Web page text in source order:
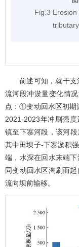
Fig.3
前述可知，就干
流河段冲淤量变化情
点：①变动回水区初期
2021-2023年冲刷强
镇至下寨河段，该河
其中田坝子-下寨淤积
端，水深在回水末端
同变动回水区淘刷而
流向坝前输移。